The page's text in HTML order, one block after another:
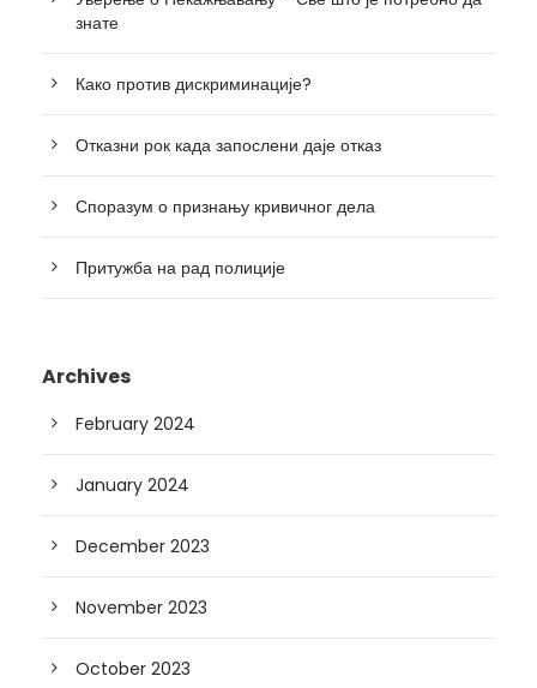
знате
Како против дискриминације?
Отказни рок када запослени даје отказ
Споразум о признању кривичног дела
Притужба на рад полиције
Archives
February 2024
January 2024
December 2023
November 2023
October 2023